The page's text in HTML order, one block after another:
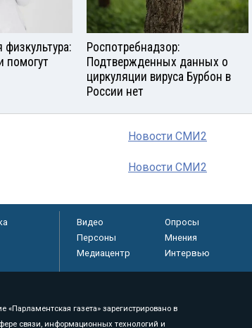
помогут
Роспотребнадзор:
Подтвержденных данных о
циркуляции вируса Бурбон в
России нет
Новости СМИ2
Новости СМИ2
Видео Опросы
Персоны
Мнения
Медиацентр
Интервью
«Парламентская газета» зарегистрировано в
связи, информационных технологий и